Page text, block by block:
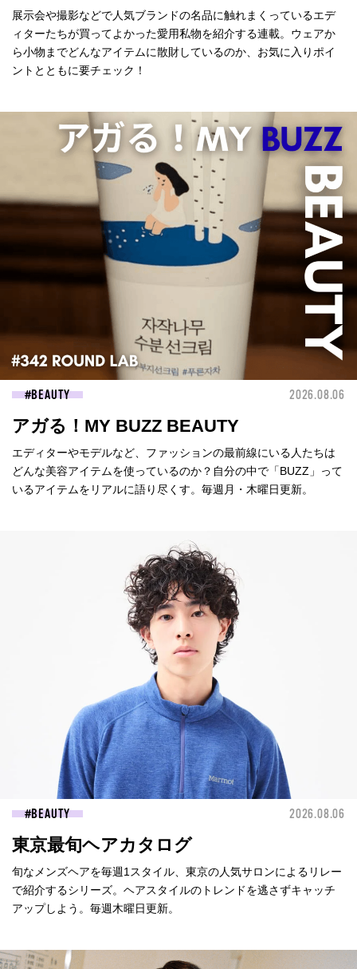
展示会や撮影などで人気ブランドの名品に触れまくっているエデ
ィターたちが買ってよかった愛用私物を紹介する連載。ウェアか
ら小物までどんなアイテムに散財しているのか、お気に入りポイ
ントとともに要チェック！
BEAUTY 2026.08.06
アガる！MY BUZZ BEAUTY
エディターやモデルなど、ファッションの最前線にいる人たちは
どんな美容アイテムを使っているのか？自分の中で「BUZZ」って
いるアイテムをリアルに語り尽くす。毎週月・木曜日更新。
BEAUTY 2026.08.06
東京最旬ヘアカタログ
旬なメンズヘアを毎週1スタイル、東京の人気サロンによるリレー
で紹介するシリーズ。ヘアスタイルのトレンドを逃さずキャッチ
アップしよう。毎週木曜日更新。